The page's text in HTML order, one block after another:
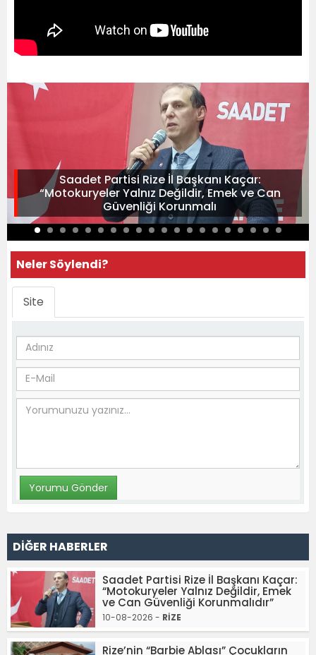
Saadet Partisi Rize İl Başkanı Kaçar:
“Motokuryeler Yalnız Değildir, Emek ve Can
Güvenliği Korunmalı
Neler Söylendi?
Site
DİĞER HABERLER
Saadet Partisi Rize İl Başkanı Kaçar:
“Motokuryeler Yalnız Değildir, Emek
ve Can Güvenliği Korunmalıdır”
10-08-2026 - RİZE
Rize’nin “Barbie Ablası” Çocukların